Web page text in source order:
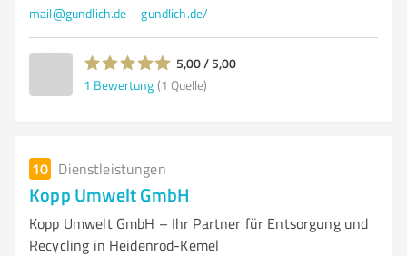
mail@gundlich.de gundlich.de/
5,00 / 5,00
1 Bewertung (1 Quelle)
10 Dienstleistungen
Kopp Umwelt GmbH
Kopp Umwelt GmbH – Ihr Partner für Entsorgung und
Recycling in Heidenrod-Kemel